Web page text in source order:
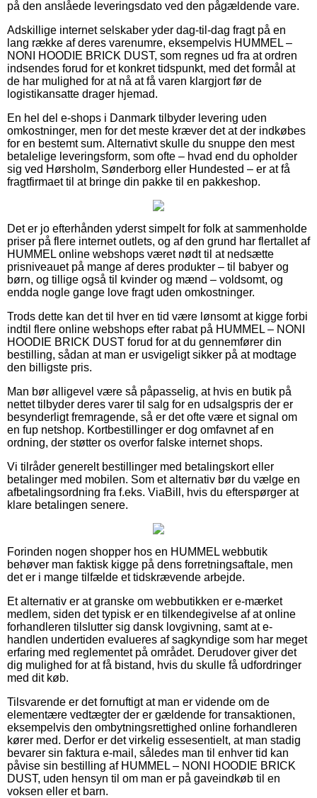
på den anslåede leveringsdato ved den pågældende vare.
Adskillige internet selskaber yder dag-til-dag fragt på en
lang række af deres varenumre, eksempelvis HUMMEL –
NONI HOODIE BRICK DUST, som regnes ud fra at ordren
indsendes forud for et konkret tidspunkt, med det formål at
de har mulighed for at nå at få varen klargjort før de
logistikansatte drager hjemad.
En hel del e-shops i Danmark tilbyder levering uden
omkostninger, men for det meste kræver det at der indkøbes
for en bestemt sum. Alternativt skulle du snuppe den mest
betalelige leveringsform, som ofte – hvad end du opholder
sig ved Hørsholm, Sønderborg eller Hundested – er at få
fragtfirmaet til at bringe din pakke til en pakkeshop.
Det er jo efterhånden yderst simpelt for folk at sammenholde
priser på flere internet outlets, og af den grund har flertallet af
HUMMEL online webshops været nødt til at nedsætte
prisniveauet på mange af deres produkter – til babyer og
børn, og tillige også til kvinder og mænd – voldsomt, og
endda nogle gange love fragt uden omkostninger.
Trods dette kan det til hver en tid være lønsomt at kigge forbi
indtil flere online webshops efter rabat på HUMMEL – NONI
HOODIE BRICK DUST forud for at du gennemfører din
bestilling, sådan at man er usvigeligt sikker på at modtage
den billigste pris.
Man bør alligevel være så påpasselig, at hvis en butik på
nettet tilbyder deres varer til salg for en udsalgspris der er
besynderligt fremragende, så er det ofte være et signal om
en fup netshop. Kortbestillinger er dog omfavnet af en
ordning, der støtter os overfor falske internet shops.
Vi tilråder generelt bestillinger med betalingskort eller
betalinger med mobilen. Som et alternativ bør du vælge en
afbetalingsordning fra f.eks. ViaBill, hvis du efterspørger at
klare betalingen senere.
Forinden nogen shopper hos en HUMMEL webbutik
behøver man faktisk kigge på dens forretningsaftale, men
det er i mange tilfælde et tidskrævende arbejde.
Et alternativ er at granske om webbutikken er e-mærket
medlem, siden det typisk er en tilkendegivelse af at online
forhandleren tilslutter sig dansk lovgivning, samt at e-
handlen undertiden evalueres af sagkyndige som har meget
erfaring med reglementet på området. Derudover giver det
dig mulighed for at få bistand, hvis du skulle få udfordringer
med dit køb.
Tilsvarende er det fornuftigt at man er vidende om de
elementære vedtægter der er gældende for transaktionen,
eksempelvis den ombytningsrettighed online forhandleren
kører med. Derfor er det virkelig essesentielt, at man stadig
bevarer sin faktura e-mail, således man til enhver tid kan
påvise sin bestilling af HUMMEL – NONI HOODIE BRICK
DUST, uden hensyn til om man er på gaveindkøb til en
voksen eller et barn.